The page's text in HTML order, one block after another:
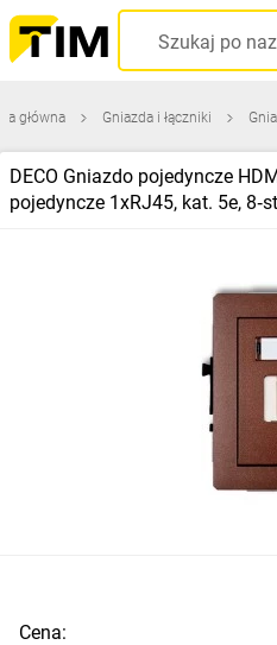
główna Gniazda i łączniki
DECO Gniazdo pojedyncze
pojedyncze 1xRJ45, kat. 5e,
Cena: